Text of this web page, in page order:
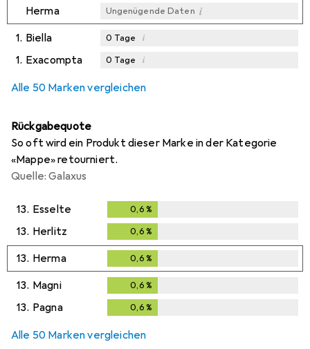
Herma Ungenügende Daten i
1. Biella 0 Tage i
1. Exacompta 0 Tage i
Alle 50 Marken vergleichen
Rückgabequote
So oft wird ein Produkt dieser Marke in der Kategorie
«Mappe» retourniert.
Quelle: Galaxus
13. Esselte 0,6 %
13. Herlitz 0,6 %
13. Herma 0,6 %
13. Magni 0,6 %
13. Pagna 0,6 %
Alle 50 Marken vergleichen